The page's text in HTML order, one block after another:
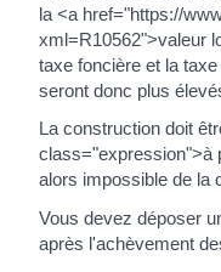
la <a href="https://
xml=R10562">valeur
taxe foncière et la
seront donc plus
La construction doit
class="expression">à
alors impossible de la
Vous devez déposer
après l'achèvement